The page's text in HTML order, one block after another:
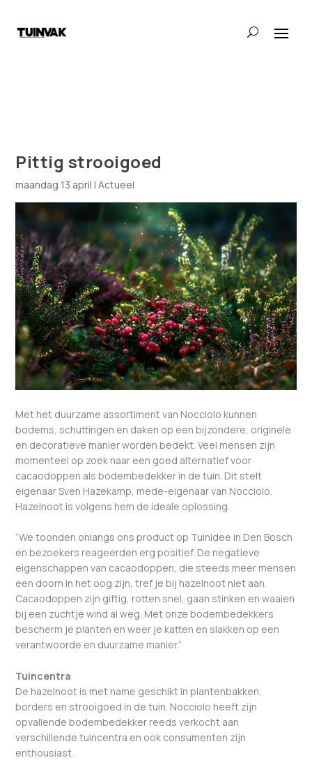
Pittig strooigoed
maandag 13 april |Actueel
Met het duurzame assortiment van Nocciolo kunnen
bodems, schuttingen en daken op een bijzondere, originele
en decoratieve manier worden bedekt. Veel mensen zijn
momenteel op zoek naar een goed alternatief voor
cacaodoppen als bodembedekker in de tuin. Dit stelt
eigenaar Sven Hazekamp, mede-eigenaar van Nocciolo.
Hazelnoot is volgens hem de ideale oplossing.
“We toonden onlangs ons product op Tuinidee in Den Bosch
en bezoekers reageerden erg positief. De negatieve
eigenschappen van cacaodoppen, die steeds meer mensen
een doorn in het oog zijn, tref je bij hazelnoot niet aan.
Cacaodoppen zijn giftig, rotten snel, gaan stinken en waaien
bij een zuchtje wind al weg. Met onze bodembedekkers
bescherm je planten en weer je katten en slakken op een
verantwoorde en duurzame manier.”
Tuincentra
De hazelnoot is met name geschikt in plantenbakken,
borders en strooigoed in de tuin. Nocciolo heeft zijn
opvallende bodembedekker reeds verkocht aan
verschillende tuincentra en ook consumenten zijn
enthousiast.